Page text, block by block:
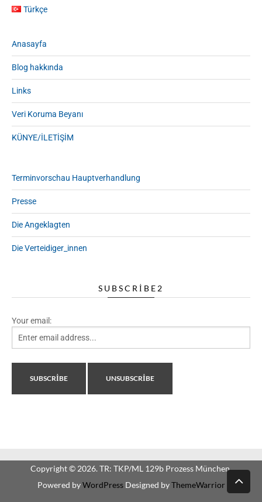
Türkçe
Anasayfa
Blog hakkında
Links
Veri Koruma Beyanı
KÜNYE/İLETİŞİM
Terminvorschau Hauptverhandlung
Presse
Die Angeklagten
Die Verteidiger_innen
SUBSCRIBE2
Your email:
Copyright © 2026. TR: TKP/ML 129b Prozess München.
Powered byWordPressDesigned byThemeWarrior